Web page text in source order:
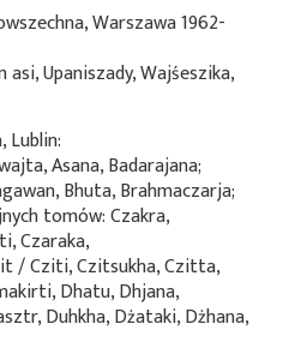
Warszawa 1962-
Upaniszady, Wajśeszika,
Lublin:
Asana, Badarajana;
Bhuta, Brahmaczarja;
tomów: Czakra,
Czaraka,
/ Cziti, Czitsukha, Czitta,
Dhatu, Dhjana,
Duhkha, Dżataki, Dżhana,